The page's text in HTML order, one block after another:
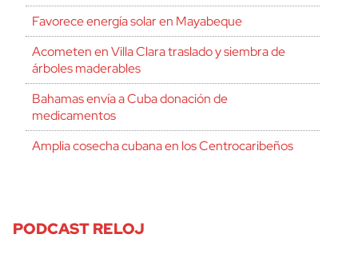
Favorece energía solar en Mayabeque
Acometen en Villa Clara traslado y siembra de
árboles maderables
Bahamas envía a Cuba donación de
medicamentos
Amplia cosecha cubana en los Centrocaribeños
PODCAST RELOJ